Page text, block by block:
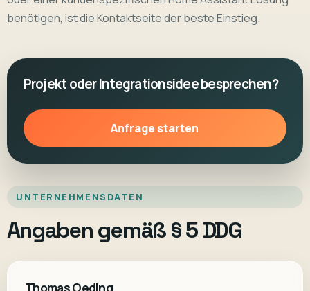
benötigen, ist die Kontaktseite der beste Einstieg.
Projekt oder Integrationsidee besprechen?
Anfrage starten
UNTERNEHMENSDATEN
Angaben gemäß § 5 DDG
Thomas Oeding